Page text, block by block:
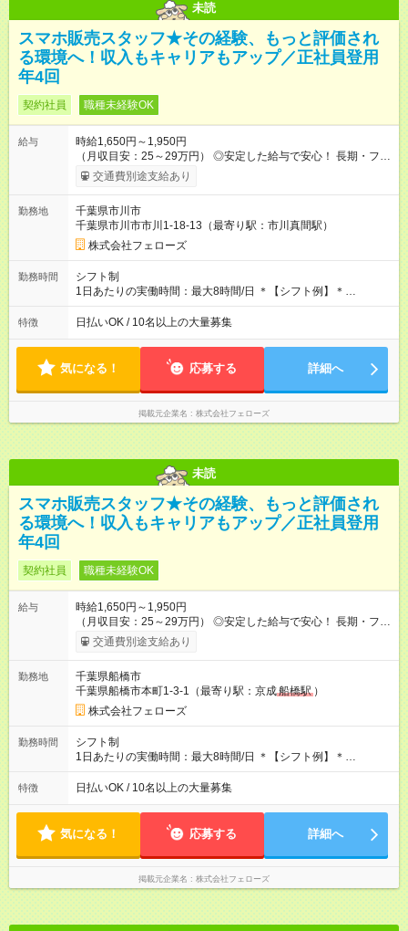
未読
スマホ販売スタッフ★その経験、もっと評価され
る環境へ！収入もキャリアもアップ／正社員登用
年4回
契約社員 職種未経験OK
給与
時給1,650円～1,950円
（月収目安：25～29万円） ◎安定した給与で安心！ 長期・フル
タイムで勤務いただける方にお越しいただきたいと思っていま
す。シフトが削られることはないので、安定した給与が入りま
たいという人もいると思います。このあたりは柔軟に対応する
ので、お気軽にご相談ください！ ※2ヶ月の試用期間がありま
す。その間の給与・待遇に変更はありません。 【試用期間】試
用期間あり 試用期間の長さ：2ヶ月 雇用形態、給与は本採用時
と同じです。
交通費別途支給あり
勤務地
千葉県市川市
千葉県市川市市川1-18-13（最寄り駅：市川真間駅）
株式会社フェローズ
勤務時間
シフト制
1日あたりの実働時間：最大8時間/日 ＊【シフト例】＊
(1) 10:00～19:00 (2) 11:00～20:00 (3) 12:00～21:00 など ◎
いずれも実働8時間・休憩1時間です。中抜けシフトなどはあり
たい」などあれば相談に応じますのでおっしゃってください！
特徴 日払いOK / 10名以上の大量募集
気になる！ 応募する 詳細へ
掲載元企業名 株式会社フェローズ
未読
スマホ販売スタッフ★その経験、もっと評価され
る環境へ！収入もキャリアもアップ／正社員登用
年4回
契約社員 職種未経験OK
給与
時給1,650円～1,950円
（月収目安：25～29万円） ◎安定した給与で安心！ 長期・フル
タイムで勤務いただける方にお越しいただきたいと思っていま
す。シフトが削られることはないので、安定した給与が入りま
たいという人もいると思います。このあたりは柔軟に対応する
ので、お気軽にご相談ください！ ※2ヶ月の試用期間がありま
す。その間の給与・待遇に変更はありません。 【試用期間】試
用期間あり 試用期間の長さ：2ヶ月 雇用形態、給与は本採用時
と同じです。
交通費別途支給あり
勤務地
千葉県船橋市
千葉県船橋市本町1-3-1（最寄り駅：京成船橋駅 ）
株式会社フェローズ
勤務時間
シフト制
1日あたりの実働時間：最大8時間/日 ＊【シフト例】＊
(1) 10:00～19:00 (2) 11:00～20:00 (3) 12:00～21:00 など ◎
いずれも実働8時間・休憩1時間です。中抜けシフトなどはあり
たい」などあれば相談に応じますのでおっしゃってください！
特徴 日払いOK / 10名以上の大量募集
気になる！ 応募する 詳細へ
掲載元企業名 株式会社フェローズ